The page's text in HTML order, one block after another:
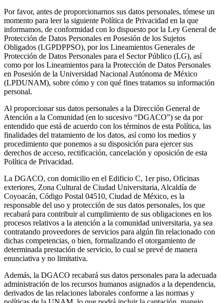
Por favor, antes de proporcionarnos sus datos personales, tómese un
momento para leer la siguiente Política de Privacidad en la que
informamos, de conformidad con lo dispuesto por la Ley General de
Protección de Datos Personales en Posesión de los Sujetos
Obligados (LGPDPPSO), por los Lineamientos Generales de
Protección de Datos Personales para el Sector Público (LG), así
como por los Lineamientos para la Protección de Datos Personales
en Posesión de la Universidad Nacional Autónoma de México
(LPDUNAM), sobre cómo y con qué fines tratamos su información
personal.
Al proporcionar sus datos personales a la Dirección General de
Atención a la Comunidad (en lo sucesivo “DGACO”) se da por
entendido que está de acuerdo con los términos de esta Política, las
finalidades del tratamiento de los datos, así como los medios y
procedimiento que ponemos a su disposición para ejercer sus
derechos de acceso, rectificación, cancelación y oposición de esta
Política de Privacidad.
La DGACO, con domicilio en el Edificio C, 1er piso, Oficinas
exteriores, Zona Cultural de Ciudad Universitaria, Alcaldía de
Coyoacán, Código Postal 04510, Ciudad de México, es la
responsable del uso y protección de sus datos personales, los que
recabará para contribuir al cumplimiento de sus obligaciones en los
procesos relativos a la atención a la comunidad universitaria, ya sea
contratando proveedores de servicios para algún fin relacionado con
dichas competencias, o bien, formalizando el otorgamiento de
determinada prestación de servicio, lo cual se prevé de manera
enunciativa y no limitativa.
Además, la DGACO recabará sus datos personales para la adecuada
administración de los recursos humanos asignados a la dependencia,
derivados de las relaciones laborales conforme a las normas y